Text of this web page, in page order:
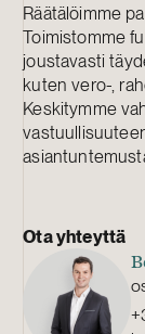
Räätälöimme
Toimistomme
joustavasti
kuten vero-,
Keskitymme
Ota yhteyttä